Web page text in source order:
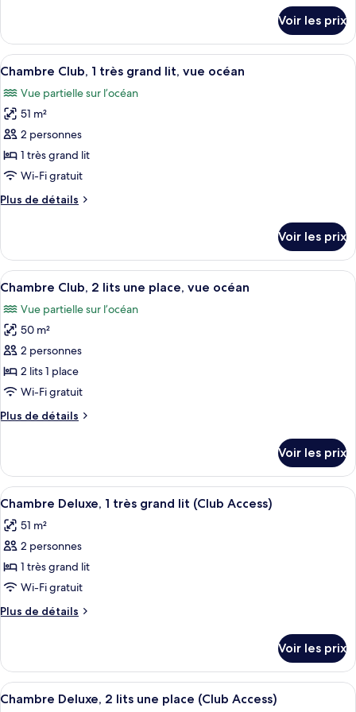
Suite,
très
grand
lit
(Ambassador)
le
type
de
Suite,
grand
lit
(Ambassador)
Voir les prix
Afficher
toutes
les
photos
pour
ce
type
chambre :
très
lit,
vue
océan
Chambre Club, 1 très grand lit, vue
5
Chambre Club, 1 très grand lit, vue océan
Vue partielle sur l’océan
51 m²
2 personnes
1 très grand lit
Wi-Fi gratuit
Plus de détails
Plus
le
type
de
Chambre
Club,
très
grand
lit,
vue
océan
Voir les prix
Afficher
toutes
les
photos
pour
ce
type
chambre :
2
lits
une
place,
vue
océan
Chambre Club, 2 lits une place, vue
7
Chambre Club, 2 lits une place, vue océan
Vue partielle sur l’océan
50 m²
2 personnes
2 lits 1 place
Wi-Fi gratuit
Plus de détails
Plus
le
type
de
Chambre
Club,
lits
une
vue
Voir les prix
Afficher
toutes
les
photos
pour
ce
type
de
Chambre
Deluxe,
1
Chambre Deluxe, 1 très grand lit
11
Chambre Deluxe, 1 très grand lit (Club Access)
51 m²
2 personnes
1 très grand lit
Wi-Fi gratuit
Plus de détails
Plus
le
type
de
Voir les prix
Afficher
toutes
Chambre Deluxe, 2 lits une place
4
Chambre Deluxe, 2 lits une place (Club Access)